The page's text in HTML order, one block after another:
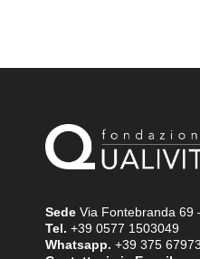
Sede Via Fontebranda 69
Tel. +39 0577 1503049
Whatsapp. +39 375